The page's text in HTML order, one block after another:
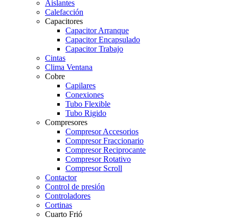
Aislantes
Calefacción
Capacitores
Capacitor Arranque
Capacitor Encapsulado
Capacitor Trabajo
Cintas
Clima Ventana
Cobre
Capilares
Conexiones
Tubo Flexible
Tubo Rigido
Compresores
Compresor Accesorios
Compresor Fraccionario
Compresor Reciprocante
Compresor Rotativo
Compresor Scroll
Contactor
Control de presión
Controladores
Cortinas
Cuarto Frió